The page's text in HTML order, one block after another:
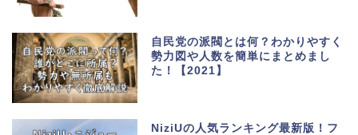
自民党の派閥とは何？わかりやすく
勢力図や人数を簡単にまとめまし
た！【2021】
NiziUの人気ランキング最新版！フ